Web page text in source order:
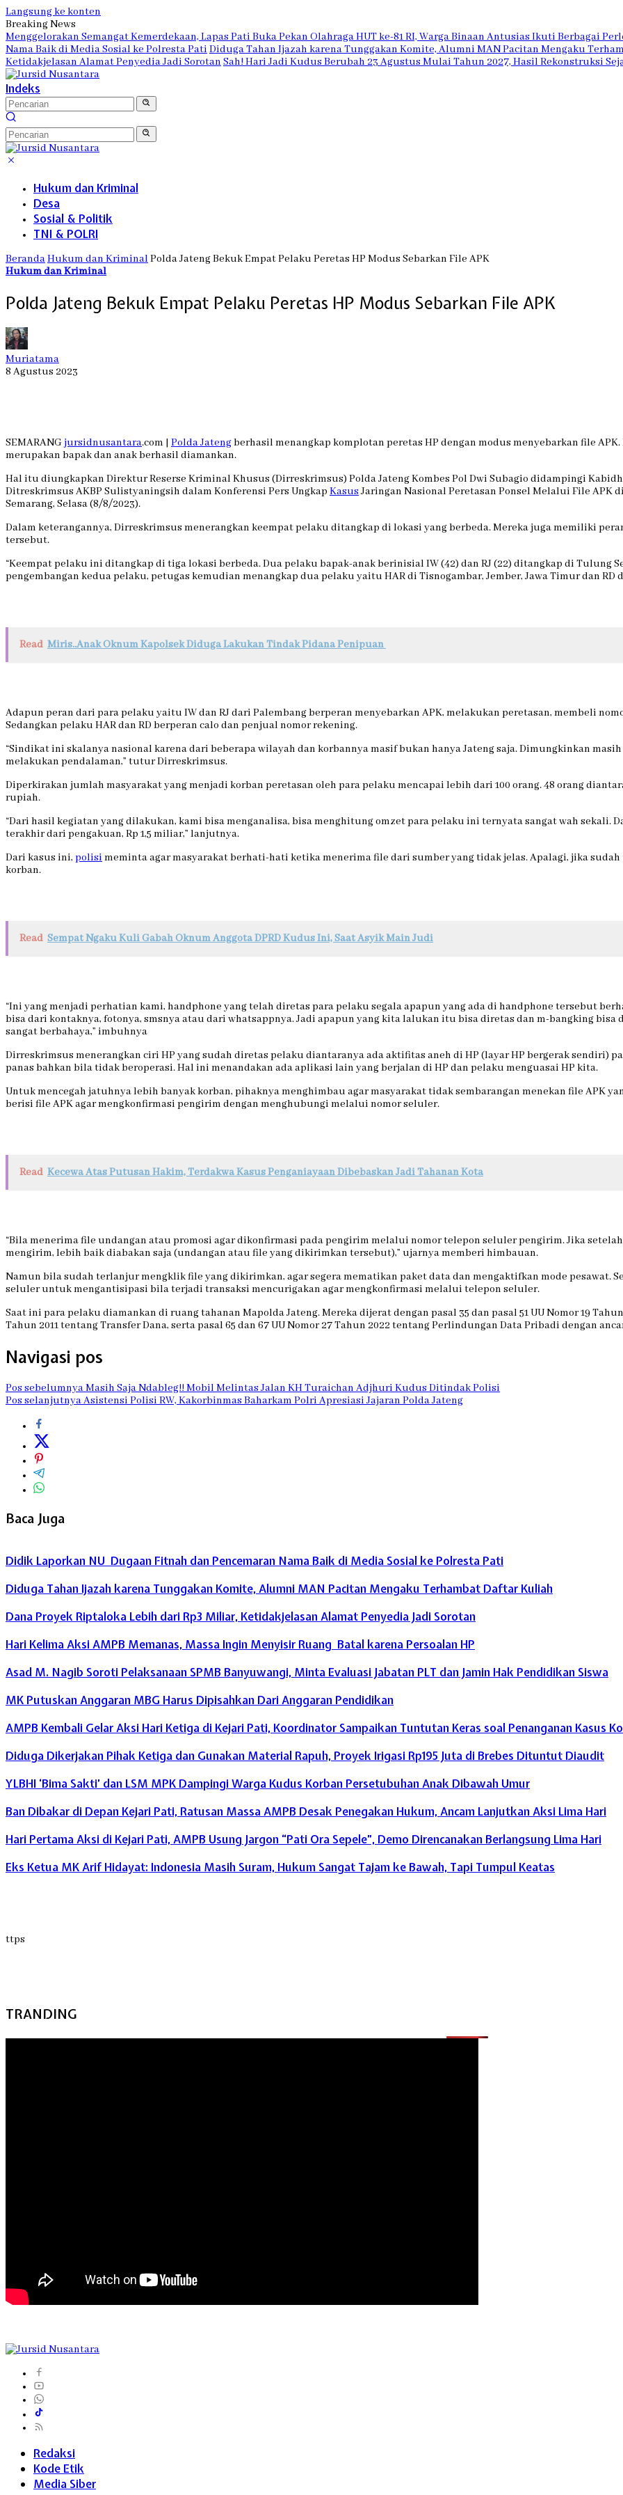
Langsung ke konten
Breaking News
Menggelorakan Semangat Kemerdekaan, Lapas Pati Buka Pekan Olahraga HUT ke-81 RI, Warga Binaan Antusias Ikuti Berbagai
Nama Baik di Media Sosial ke Polresta Pati Diduga Tahan Ijazah karena Tunggakan Komite, Alumni MAN Pacitan Mengaku
Ketidakjelasan Alamat Penyedia Jadi Sorotan Sah! Hari Jadi Kudus Berubah 23 Agustus Mulai Tahun 2027, Hasil Rekonstruksi
Indeks
Hukum dan Kriminal
Desa
Sosial & Politik
TNI & POLRI
BerandaHukum dan KriminalPolda Jateng Bekuk Empat Pelaku Peretas HP Modus Sebarkan File APK
Hukum dan Kriminal
Polda Jateng Bekuk Empat Pelaku Peretas HP Modus Sebarkan File APK
Muriatama
8 Agustus 2023
SEMARANGjursidnusantara.com | Polda Jatengberhasil menangkap komplotan peretas HP dengan modus menyebarkan file
merupakan bapak dan anak berhasil diamankan.
Hal itu diungkapkan Direktur Reserse Kriminal Khusus (Dirreskrimsus) Polda Jateng Kombes Pol Dwi Subagio didampingi
Ditreskrimsus AKBP Sulistyaningsih dalam Konferensi Pers Ungkap Kasus Jaringan Nasional Peretasan Ponsel Melalui File APK
Semarang, Selasa (8/8/2023).
Dalam keterangannya, Dirreskrimsus menerangkan keempat pelaku ditangkap di lokasi yang berbeda. Mereka juga memiliki
tersebut.
“Keempat pelaku ini ditangkap di tiga lokasi berbeda. Dua pelaku bapak-anak berinisial IW (42) dan RJ (22) ditangkap di Tulung
pengembangan kedua pelaku, petugas kemudian menangkap dua pelaku yaitu HAR di Tisnogambar, Jember, Jawa Timur dan RD
Read Miris..Anak Oknum Kapolsek Diduga Lakukan Tindak Pidana Penipuan
Adapun peran dari para pelaku yaitu IW dan RJ dari Palembang berperan menyebarkan APK, melakukan peretasan, membeli
Sedangkan pelaku HAR dan RD berperan calo dan penjual nomor rekening.
“Sindikat ini skalanya nasional karena dari beberapa wilayah dan korbannya masif bukan hanya Jateng saja. Dimungkinkan
melakukan pendalaman,” tutur Dirreskrimsus.
Diperkirakan jumlah masyarakat yang menjadi korban peretasan oleh para pelaku mencapai lebih dari 100 orang. 48 orang
rupiah.
“Dari hasil kegiatan yang dilakukan, kami bisa menganalisa, bisa menghitung omzet para pelaku ini ternyata sangat wah sekali.
terakhir dari pengakuan, Rp 1,5 miliar,” lanjutnya.
Dari kasus ini, polisi meminta agar masyarakat berhati-hati ketika menerima file dari sumber yang tidak jelas. Apalagi, jika
korban.
Read Sempat Ngaku Kuli Gabah Oknum Anggota DPRD Kudus Ini, Saat Asyik Main Judi
“Ini yang menjadi perhatian kami, handphone yang telah diretas para pelaku segala apapun yang ada di handphone tersebut
bisa dari kontaknya, fotonya, smsnya atau dari whatsappnya. Jadi apapun yang kita lalukan itu bisa diretas dan m-bangking
sangat berbahaya,” imbuhnya
Dirreskrimsus menerangkan ciri HP yang sudah diretas pelaku diantaranya ada aktifitas aneh di HP (layar HP bergerak sendiri)
panas bahkan bila tidak beroperasi. Hal ini menandakan ada aplikasi lain yang berjalan di HP dan pelaku menguasai HP kita.
Untuk mencegah jatuhnya lebih banyak korban, pihaknya menghimbau agar masyarakat tidak sembarangan menekan file APK
berisi file APK agar mengkonfirmasi pengirim dengan menghubungi melalui nomor seluler.
Read Kecewa Atas Putusan Hakim, Terdakwa Kasus Penganiayaan Dibebaskan Jadi Tahanan Kota
“Bila menerima file undangan atau promosi agar dikonfirmasi pada pengirim melalui nomor telepon seluler pengirim. Jika
mengirim, lebih baik diabakan saja (undangan atau file yang dikirimkan tersebut),” ujarnya memberi himbauan.
Namun bila sudah terlanjur mengklik file yang dikirimkan, agar segera mematikan paket data dan mengaktifkan mode pesawat.
seluler untuk mengantisipasi bila terjadi transaksi mencurigakan agar mengkonfirmasi melalui telepon seluler.
Saat ini para pelaku diamankan di ruang tahanan Mapolda Jateng. Mereka dijerat dengan pasal 35 dan pasal 51 UU Nomor 19 Tahun
Tahun 2011 tentang Transfer Dana, serta pasal 65 dan 67 UU Nomor 27 Tahun 2022 tentang Perlindungan Data Pribadi dengan
Navigasi pos
Pos sebelumnyaMasih Saja Ndableg!! Mobil Melintas Jalan KH Turaichan Adjhuri Kudus Ditindak Polisi
Pos selanjutnyaAsistensi Polisi RW, Kakorbinmas Baharkam Polri Apresiasi Jajaran Polda Jateng
Baca Juga
Didik Laporkan NU Dugaan Fitnah dan Pencemaran Nama Baik di Media Sosial ke Polresta Pati
Diduga Tahan Ijazah karena Tunggakan Komite, Alumni MAN Pacitan Mengaku Terhambat Daftar Kuliah
Dana Proyek Riptaloka Lebih dari Rp3 Miliar, Ketidakjelasan Alamat Penyedia Jadi Sorotan
Hari Kelima Aksi AMPB Memanas, Massa Ingin Menyisir Ruang Batal karena Persoalan HP
Asad M. Nagib Soroti Pelaksanaan SPMB Banyuwangi, Minta Evaluasi Jabatan PLT dan Jamin Hak Pendidikan Siswa
MK Putuskan Anggaran MBG Harus Dipisahkan Dari Anggaran Pendidikan
AMPB Kembali Gelar Aksi Hari Ketiga di Kejari Pati, Koordinator Sampaikan Tuntutan Keras soal Penanganan Kasus
Diduga Dikerjakan Pihak Ketiga dan Gunakan Material Rapuh, Proyek Irigasi Rp195 Juta di Brebes Dituntut Diaudit
YLBHI ‘Bima Sakti’ dan LSM MPK Dampingi Warga Kudus Korban Persetubuhan Anak Dibawah Umur
Ban Dibakar di Depan Kejari Pati, Ratusan Massa AMPB Desak Penegakan Hukum, Ancam Lanjutkan Aksi Lima Hari
Hari Pertama Aksi di Kejari Pati, AMPB Usung Jargon “Pati Ora Sepele”, Demo Direncanakan Berlangsung Lima Hari
Eks Ketua MK Arif Hidayat: Indonesia Masih Suram, Hukum Sangat Tajam ke Bawah, Tapi Tumpul Keatas
ttps
TRANDING
Redaksi
Kode Etik
Media Siber